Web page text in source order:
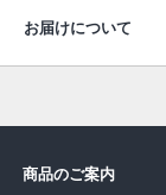
お届けについて
商品のご案内